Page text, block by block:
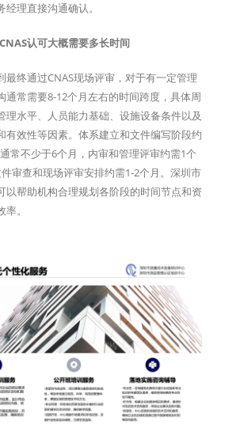
理直接沟通确认。
认可大概需要多长时间
最终通过CNAS现场评审，对于有一定管理
通常需要8-12个月左右的时间跨度，具体周
理水平、人员能力基础、设施设备条件以及
有效性等因素。体系建立和文件编写阶段约
常不少于6个月，内审和管理评审约需1个
审查和现场评审安排约需1-2个月。深圳市
以帮助机构合理规划各阶段的时间节点和资
。